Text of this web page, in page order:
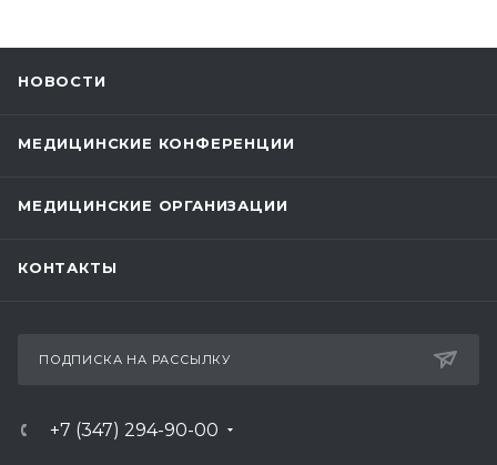
НОВОСТИ
МЕДИЦИНСКИЕ КОНФЕРЕНЦИИ
МЕДИЦИНСКИЕ ОРГАНИЗАЦИИ
КОНТАКТЫ
ПОДПИСКА НА РАССЫЛКУ
+7 (347) 294-90-00